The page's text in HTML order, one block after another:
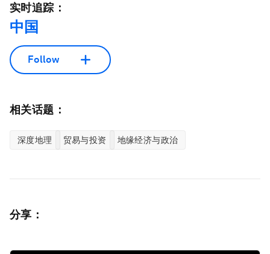
实时追踪：
中国
Follow
相关话题：
深度地理 贸易与投资 地缘经济与政治
分享：